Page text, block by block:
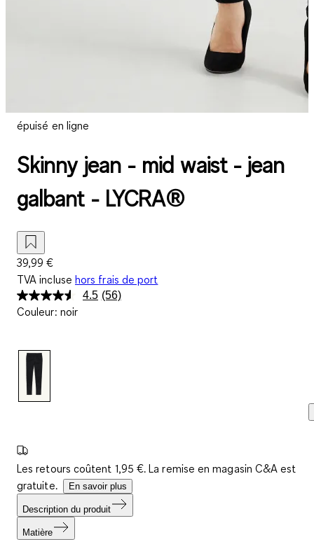
épuisé en ligne
Skinny jean - mid waist - jean
galbant - LYCRA®
39,99 €
TVA incluse hors frais de port
4.5 Lire
(56)
Couleur: noir
Les retours coûtent 1,95 €. La remise en magasin C&A est
gratuite.
En savoir plus
Description du produit
Matière